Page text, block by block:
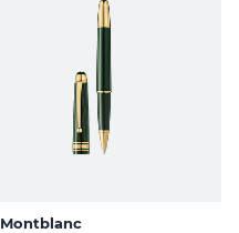
Montblanc